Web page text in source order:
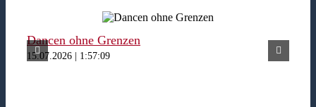
Dancen ohne Grenzen
15.07.2026 | 1:57:09